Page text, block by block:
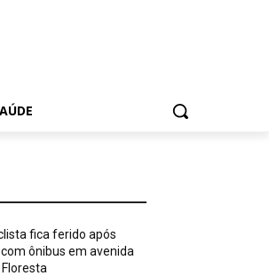
fica ferido após
ônibus em avenida